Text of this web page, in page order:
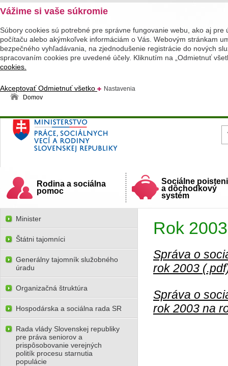
Vážime si vaše súkromie
Súbory cookies sú potrebné pre správne fungovanie webu, ako aj
počítaču alebo akýmkoľvek informáciám o Vás. Webovým stránkam
bezpečného vyhľadávania, na zjednodušenie registrácie do nových
spracovaním cookies pre uvedené účely. Kliknutím na „Odmietnuť
cookies.
AkceptovaťOdmietnuť všetko
Nastavenia
Domov
Ministerstvo práce, sociálnych vecí a rodiny
Slovenskej republiky
Rodina a sociálna
pomoc
Sociálne
a dôchodkový
systém
Rok 2003
Správa o
rok 2003
Správa o
rok 2003 na
Minister
Štátni tajomníci
Generálny tajomník služobného
úradu
Organizačná štruktúra
Hospodárska a sociálna rada SR
Rada vlády Slovenskej republiky
pre práva seniorov a
prispôsobovanie verejných
politík procesu starnutia
populácie